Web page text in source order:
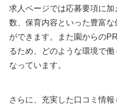
求人ページでは応募要項に
数、保育内容といった豊富
ができます。また園からの
るため、どのような環境で働
なっています。
さらに、充実した口コミ情